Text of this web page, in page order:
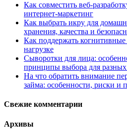
Как совместить веб-
интернет-маркетинг
Как выбрать икру для
хранения, качества и
Как поддержать
нагрузке
Сыворотки для лица:
принципы выбора для
На что обратить внимание
займа: особенности, риски и
Свежие комментарии
Архивы